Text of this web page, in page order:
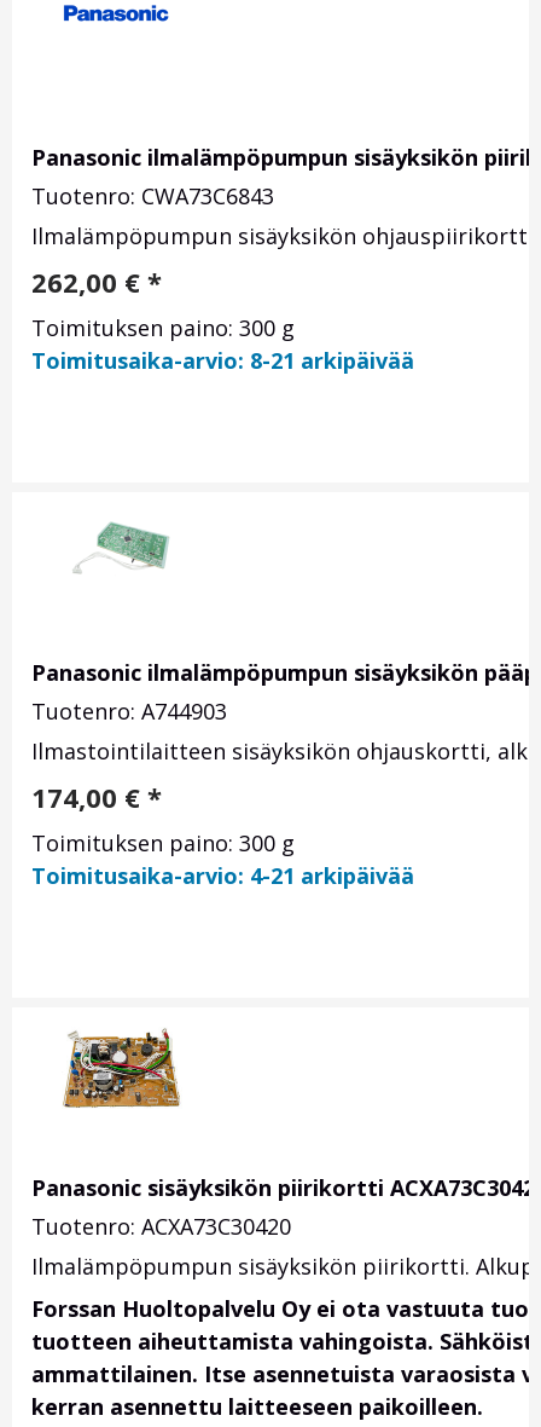
Panasonic ilmalämpöpumpun sisäyksikön
Tuotenro: CWA73C6843
Ilmalämpöpumpun sisäyksikön
262,00 € *
Toimituksen paino: 300 g
Toimitusaika-arvio: 8-21 arkipäivää
Panasonic ilmalämpöpumpun sisäyksikön
Tuotenro: A744903
Ilmastointilaitteen sisäyksikön ohjauskortti,
174,00 € *
Toimituksen paino: 300 g
Toimitusaika-arvio: 4-21 arkipäivää
Panasonic sisäyksikön piirikortti
Tuotenro: ACXA73C30420
Ilmalämpöpumpun sisäyksikön piirikortti.
Forssan Huoltopalvelu Oy ei ota vastuuta
tuotteen aiheuttamista vahingoista.
ammattilainen. Itse asennetuista varaosista
kerran asennettu laitteeseen paikoilleen.